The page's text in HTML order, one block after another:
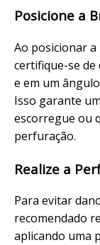
Posicione a
Ao posicionar
certifique-se
e em um
Isso garante
escorregue ou
perfuração.
Realize a
Para evitar
recomendado
aplicando uma